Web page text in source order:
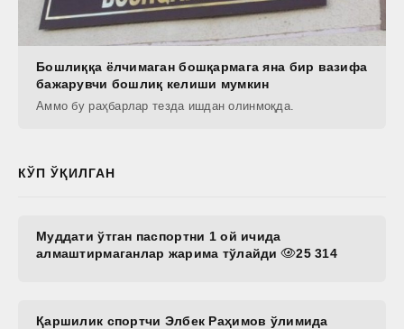
Бошлиққа ёлчимаган бошқармага яна бир вазифа
бажарувчи бошлиқ келиши мумкин
Аммо бу раҳбарлар тезда ишдан олинмоқда.
КЎП ЎҚИЛГАН
Муддати ўтган паспортни 1 ой ичида
алмаштирмаганлар жарима тўлайди
25 314
Қаршилик спортчи Элбек Раҳимов ўлимида